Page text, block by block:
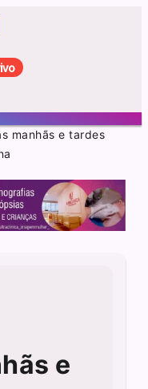
manhãs e tardes
e